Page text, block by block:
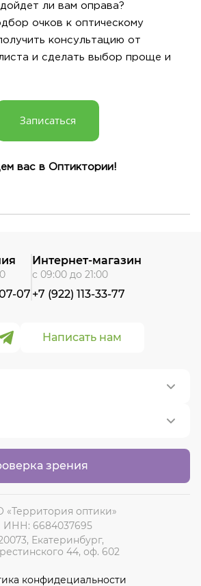
ли вам оправа?
очков к оптическому
консультацию от
и сделать выбор проще и
Записаться
вас в Оптиктории!
оптики»
ИНН: 6684037695
Екатеринбург,
44, оф. 602
зрения
очки
Написать нам
07
Интернет-магазин
с 09:00 до 21:00
+7 (922) 113-33-77
конфидециальности